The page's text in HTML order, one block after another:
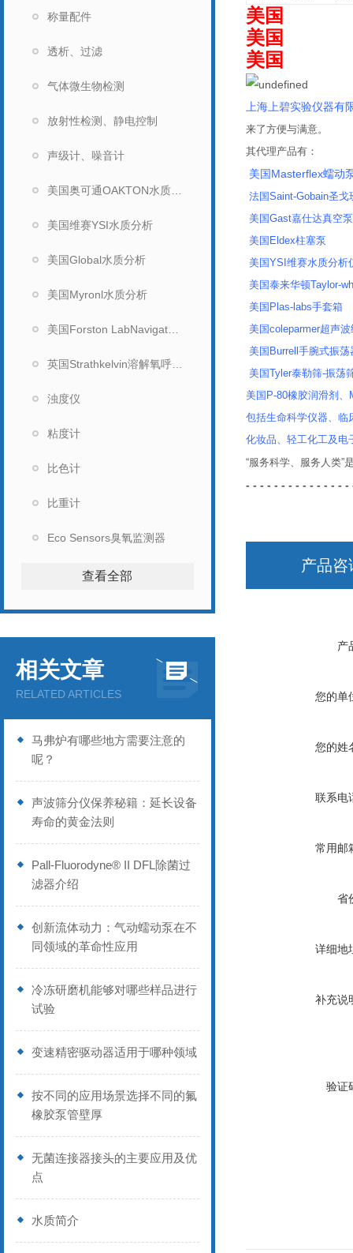
称量配件
透析、过滤
气体微生物检测
放射性检测、静电控制
声级计、噪音计
美国维赛YSI水质分析
美国Global水质分析
美国Myronl水质分析
浊度仪
粘度计
比色计
比重计
Eco Sensors臭氧监测器
查看全部
相关文章
RELATED ARTICLES
马弗炉有哪些地方需要注意的
呢？
声波筛分仪保养秘籍：延长设备
寿命的黄金法则
Pall-Fluorodyne® II DFL除菌过
滤器介绍
创新流体动力：气动蠕动泵在不
同领域的革命性应用
冷冻研磨机能够对哪些样品进行
试验
变速精密驱动器适用于哪种领域
按不同的应用场景选择不同的氟
橡胶泵管壁厚
无菌连接器接头的主要应用及优
点
水质简介
美国
美国
美国
上海上碧实验仪器有
来了方便与满意。
其代理产品有：
美国Masterflex蠕动
法国Saint-Gobain圣戈
美国Gast嘉仕达真空
美国Eldex柱塞泵
美国YSI维赛水质分析
美国泰来华顿Taylor-
美国Plas-labs手套箱
美国coleparmer超声
美国Burrell手腕式振荡
美国Tyler泰勒筛-振荡
美国P-80橡胶润滑剂、
包括生命科学仪器、临
化妆品、轻工化工及电
“服务科学、服务人类”
- - - - - - - - - - - - - - -
产品咨
产
您的单
您的姓
联系电
常用邮
省
详细地
补充说
验证